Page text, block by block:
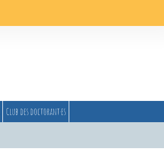
Club des doctorant·es